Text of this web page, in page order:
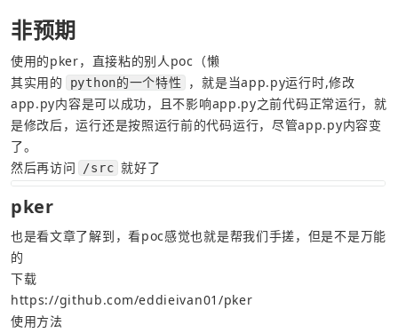
非预期
使用的pker，直接粘的别人poc（懒
其实用的
python的一个特性
，就是当app.py运行时,修改
app.py内容是可以成功，且不影响app.py之前代码正常运行，就
是修改后，运行还是按照运行前的代码运行，尽管app.py内容变
了。
然后再访问
/src 就好了
pker
也是看文章了解到，看poc感觉也就是帮我们手搓，但是不是万能
的
下载
https://github.com/eddieivan01/pker
使用方法